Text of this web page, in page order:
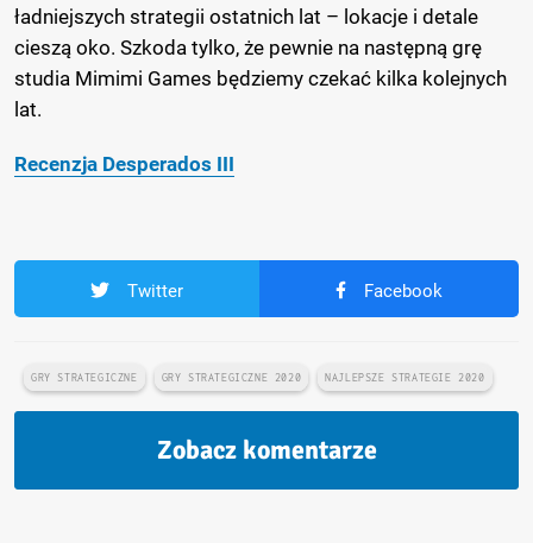
ładniejszych strategii ostatnich lat – lokacje i detale
cieszą oko. Szkoda tylko, że pewnie na następną grę
studia Mimimi Games będziemy czekać kilka kolejnych
lat.
Recenzja Desperados III
Twitter Facebook
GRY STRATEGICZNE GRY STRATEGICZNE 2020 NAJLEPSZE STRATEGIE 2020
Zobacz komentarze